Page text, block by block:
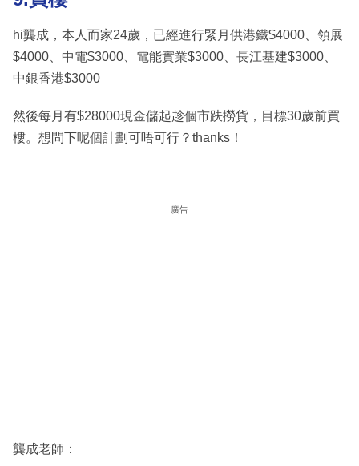
hi龔成，本人而家24歲，已經進行緊月供港鐵$4000、領展
$4000、中電$3000、電能實業$3000、長江基建$3000、
中銀香港$3000
然後每月有$28000現金儲起趁個市趺撈貨，目標30歲前買
樓。想問下呢個計劃可唔可行？thanks！
廣告
龔成老師：